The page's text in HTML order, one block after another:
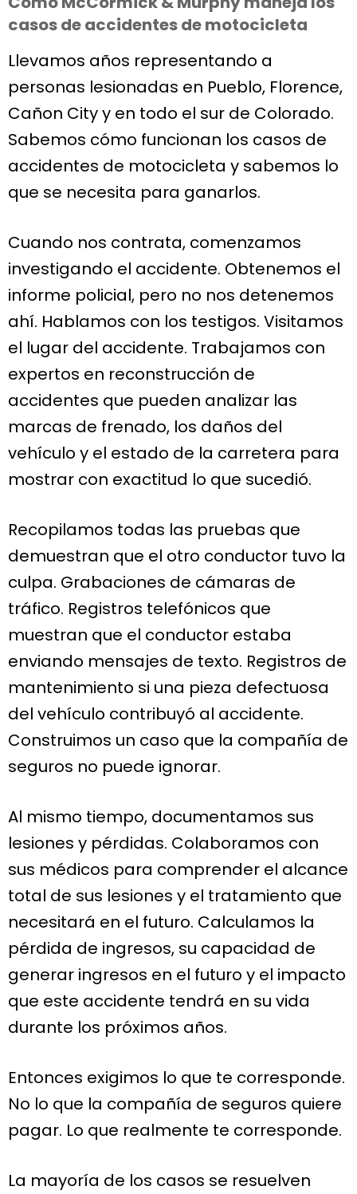
casos de accidentes de motocicleta
Llevamos años representando a
personas lesionadas en Pueblo, Florence,
Cañon City y en todo el sur de Colorado.
Sabemos cómo funcionan los casos de
accidentes de motocicleta y sabemos lo
que se necesita para ganarlos.
Cuando nos contrata, comenzamos
investigando el accidente. Obtenemos el
informe policial, pero no nos detenemos
ahí. Hablamos con los testigos. Visitamos
el lugar del accidente. Trabajamos con
expertos en reconstrucción de
accidentes que pueden analizar las
marcas de frenado, los daños del
vehículo y el estado de la carretera para
mostrar con exactitud lo que sucedió.
Recopilamos todas las pruebas que
demuestran que el otro conductor tuvo la
culpa. Grabaciones de cámaras de
tráfico. Registros telefónicos que
muestran que el conductor estaba
enviando mensajes de texto. Registros de
mantenimiento si una pieza defectuosa
del vehículo contribuyó al accidente.
Construimos un caso que la compañía de
seguros no puede ignorar.
Al mismo tiempo, documentamos sus
lesiones y pérdidas. Colaboramos con
sus médicos para comprender el alcance
total de sus lesiones y el tratamiento que
necesitará en el futuro. Calculamos la
pérdida de ingresos, su capacidad de
generar ingresos en el futuro y el impacto
que este accidente tendrá en su vida
durante los próximos años.
Entonces exigimos lo que te corresponde.
No lo que la compañía de seguros quiere
pagar. Lo que realmente te corresponde.
La mayoría de los casos se resuelven